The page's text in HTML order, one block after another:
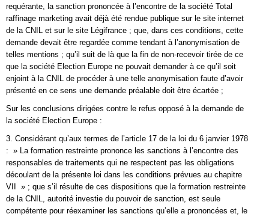
requérante, la sanction prononcée à l’encontre de la société Total
raffinage marketing avait déjà été rendue publique sur le site internet
de la CNIL et sur le site Légifrance ; que, dans ces conditions, cette
demande devait être regardée comme tendant à l’anonymisation de
telles mentions ; qu’il suit de là que la fin de non-recevoir tirée de ce
que la société Election Europe ne pouvait demander à ce qu’il soit
enjoint à la CNIL de procéder à une telle anonymisation faute d’avoir
présenté en ce sens une demande préalable doit être écartée ;
Sur les conclusions dirigées contre le refus opposé à la demande de
la société Election Europe :
3. Considérant qu’aux termes de l’article 17 de la loi du 6 janvier 1978
: » La formation restreinte prononce les sanctions à l’encontre des
responsables de traitements qui ne respectent pas les obligations
découlant de la présente loi dans les conditions prévues au chapitre
VII » ; que s’il résulte de ces dispositions que la formation restreinte
de la CNIL, autorité investie du pouvoir de sanction, est seule
compétente pour réexaminer les sanctions qu’elle a prononcées et, le